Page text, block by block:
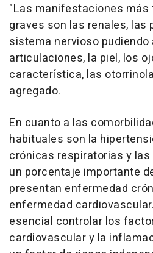
"Las manifestaciones
graves son las renales, las
sistema nervioso
articulaciones, la piel, los
característica, las
agregado.
En cuanto a las
habituales son la
crónicas respiratorias y
un porcentaje importante
presentan enfermedad
enfermedad
esencial controlar los
cardiovascular y la